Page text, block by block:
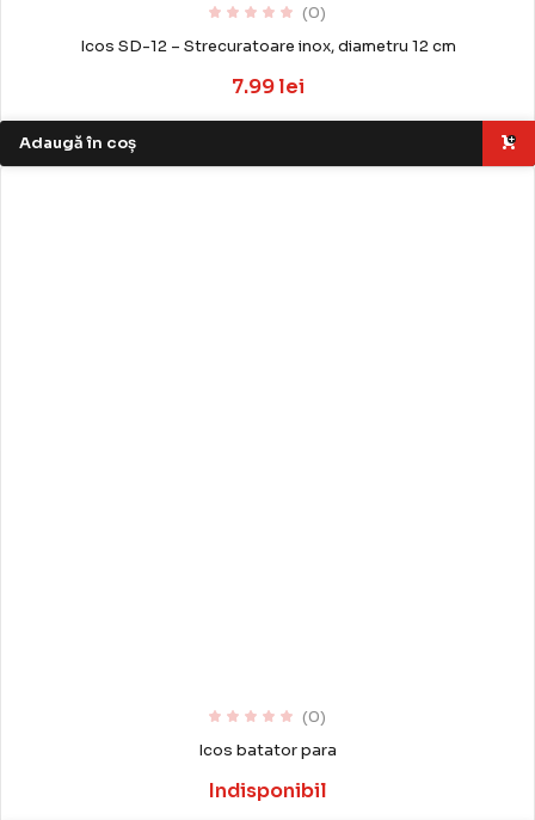
(0)
Icos SD-12 – Strecuratoare inox, diametru 12 cm
7.99 lei
Adaugă în coș
(0)
Icos batator para
Indisponibil